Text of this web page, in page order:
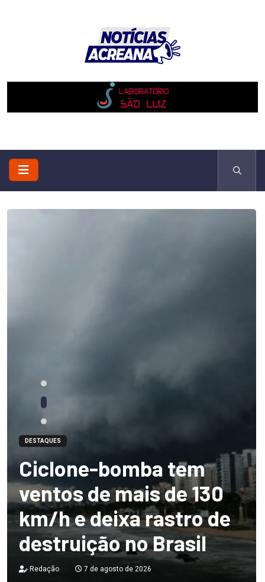
DESTAQUES
Ciclone-bomba tem
ventos de mais de 130
km/h e deixa rastro de
destruição no Brasil
Redação 7 de agosto de 2026